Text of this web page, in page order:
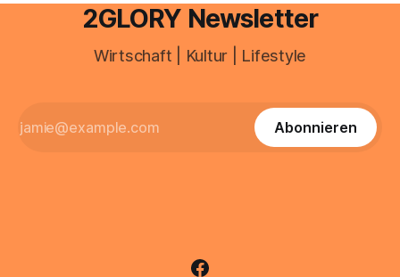
2GLORY Newsletter
Wirtschaft | Kultur | Lifestyle
Abonnieren